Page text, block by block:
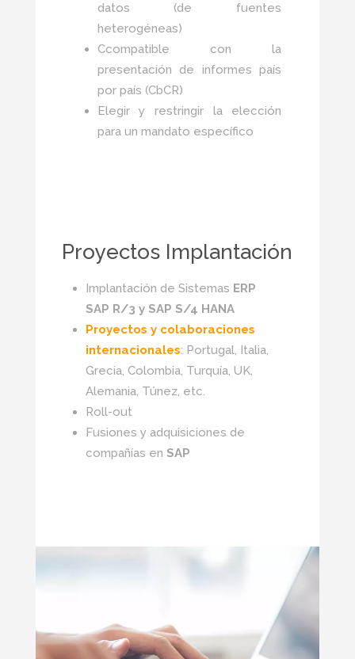
datos (de fuentes
heterogéneas)
Ccompatible con la
presentación de informes país
por país (CbCR)
Elegir y restringir la elección
para un mandato específico
Proyectos Implantación
Implantación de Sistemas ERP
SAP R/3 y SAP S/4 HANA
Proyectos y colaboraciones
internacionales: Portugal, Italia,
Grecia, Colombia, Turquía, UK,
Alemania, Túnez, etc.
Roll-out
Fusiones y adquisiciones de
compañías en SAP